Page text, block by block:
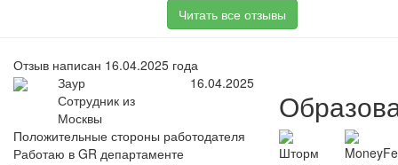
Читать все отзывы
Отзыв написан 16.04.2025 года
Заур
Сотрудник из
Москвы
16.04.2025
Положительные стороны работодателя
Работаю в GR департаменте